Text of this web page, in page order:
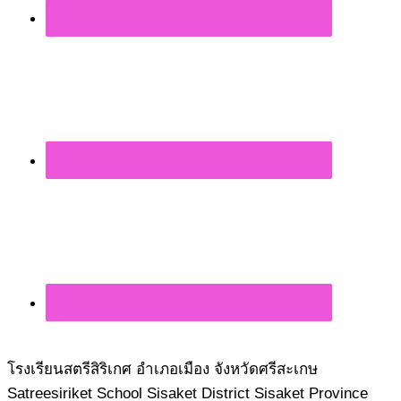
โรงเรียนสตรีสิริเกศ อำเภอเมือง จังหวัดศรีสะเกษ
Satreesiriket School Sisaket District Sisaket Province